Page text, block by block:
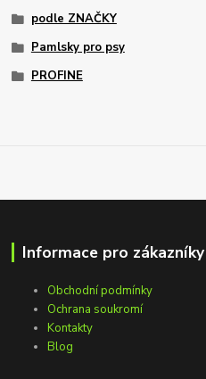
podle ZNAČKY
Pamlsky pro psy
PROFINE
Informace pro zákazníky
Obchodní podmínky
Ochrana soukromí
Kontakty
Blog